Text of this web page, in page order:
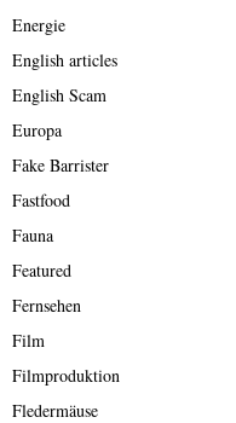
Energie
English articles
English Scam
Europa
Fake Barrister
Fastfood
Fauna
Featured
Fernsehen
Film
Filmproduktion
Fledermäuse